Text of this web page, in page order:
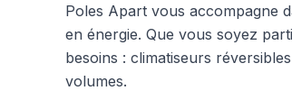
Poles Apart vous accompagne
en énergie. Que vous soyez
besoins : climatiseurs
volumes.